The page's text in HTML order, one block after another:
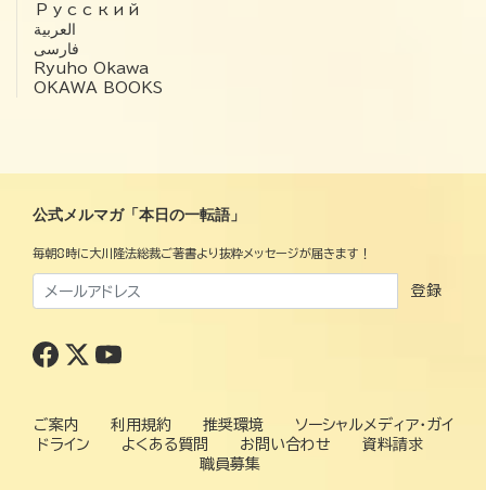
Русский
العربية‏
فارسی
Ryuho Okawa
OKAWA BOOKS
公式メルマガ「本日の一転語」
毎朝8時に大川隆法総裁ご著書より抜粋メッセージが届きます！
登録
ご案内 利用規約 推奨環境
ソーシャルメディア・ガイ
ドライン
よくある質問 お問い合わせ
資料請求
職員募集